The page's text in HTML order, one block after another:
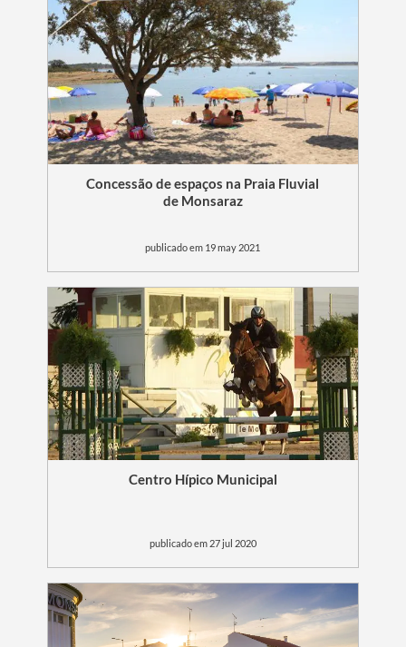
Categorias gerais
Filtros
Concessão de espaços na Praia Fluvial
de Monsaraz
publicado em 19 may 2021
Centro Hípico Municipal
publicado em 27 jul 2020